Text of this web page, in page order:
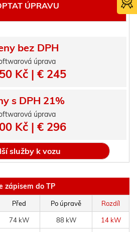
ÚPRAVU
bez DPH
úprava
Kč | € 245
s DPH 21%
úprava
Kč | € 296
služby k vozu
zápisem do TP
Před Po úpravě Rozdíl
74 kW 88 kW 14 kW